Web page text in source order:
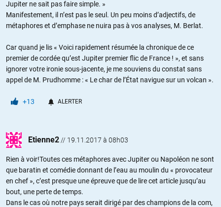
Jupiter ne sait pas faire simple. »
Manifestement, il n’est pas le seul. Un peu moins d’adjectifs, de
métaphores et d’emphase ne nuira pas à vos analyses, M. Berlat.
Car quand je lis « Voici rapidement résumée la chronique de ce
premier de cordée qu’est Jupiter premier flic de France ! », et sans
ignorer votre ironie sous-jacente, je me souviens du constat sans
appel de M. Prudhomme : « Le char de l’État navigue sur un volcan ».
+13 ALERTER
Etienne2 // 19.11.2017 à 08h03
Rien à voir!Toutes ces métaphores avec Jupiter ou Napoléon ne sont
que baratin et comédie donnant de l’eau au moulin du « provocateur
en chef », c’est presque une épreuve que de lire cet article jusqu’au
bout, une perte de temps.
Dans le cas où notre pays serait dirigé par des champions de la com,